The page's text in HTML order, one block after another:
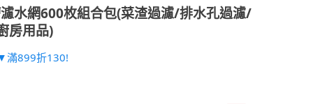
水網600枚組合包(菜渣過濾/排水孔過濾/
房用品)
滿899折130!